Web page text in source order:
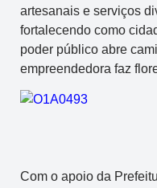
artesanais e serviços
fortalecendo como
poder público abre
empreendedora faz
Com o apoio da